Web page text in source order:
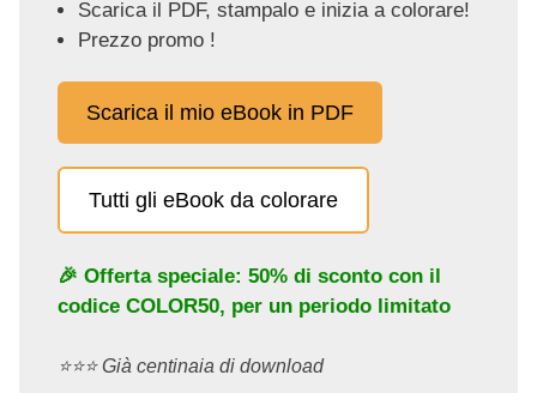
Scarica il PDF, stampalo e inizia a colorare!
Prezzo promo !
Scarica il mio eBook in PDF
Tutti gli eBook da colorare
🎉 Offerta speciale: 50% di sconto con il
codice COLOR50, per un periodo limitato
⭐️⭐️⭐️ Già centinaia di download